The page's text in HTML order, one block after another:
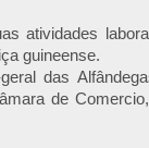
atividades
guineense.
das
de